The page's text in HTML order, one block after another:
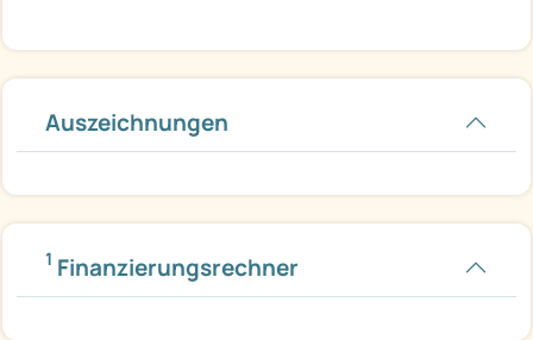
Auszeichnungen
1 Finanzierungsrechner